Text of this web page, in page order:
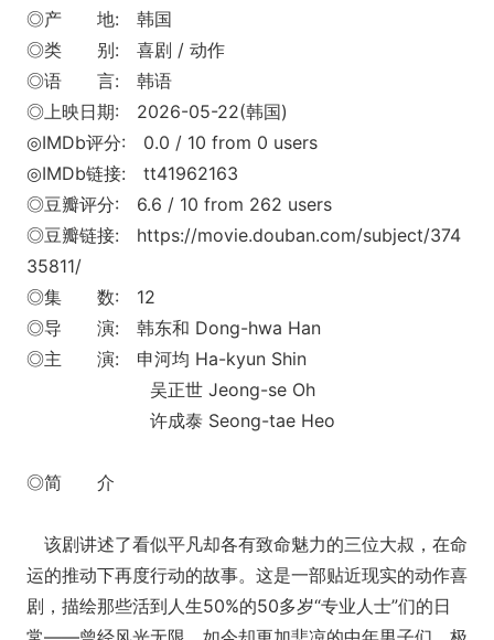
◎产 地: 韩国
◎类 别: 喜剧 / 动作
◎语 言: 韩语
◎上映日期: 2026-05-22(韩国)
◎IMDb评分: 0.0 / 10 from 0 users
◎IMDb链接: tt41962163
◎豆瓣评分: 6.6 / 10 from 262 users
◎豆瓣链接: https://movie.douban.com/subject/374
35811/
◎集 数: 12
◎导 演: 韩东和 Dong-hwa Han
◎主 演: 申河均 Ha-kyun Shin
吴正世 Jeong-se Oh
许成泰 Seong-tae Heo
◎简 介
该剧讲述了看似平凡却各有致命魅力的三位大叔，在命
运的推动下再度行动的故事。这是一部贴近现实的动作喜
剧，描绘那些活到人生50%的50多岁“专业人士”们的日